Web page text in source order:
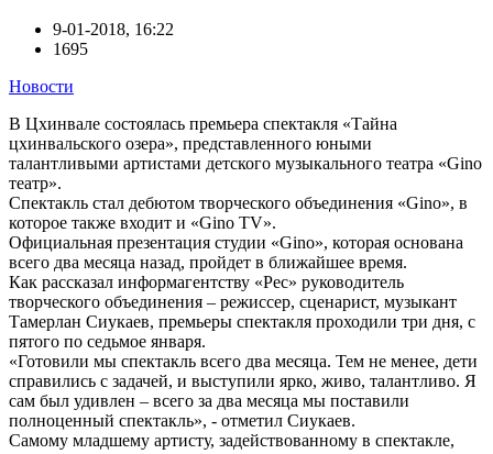
9-01-2018, 16:22
1695
Новости
В Цхинвале состоялась премьера спектакля «Тайна
цхинвальского озера», представленного юными
талантливыми артистами детского музыкального театра «Gino
театр».
Спектакль стал дебютом творческого объединения «Gino», в
которое также входит и «Gino TV».
Официальная презентация студии «Gino», которая основана
всего два месяца назад, пройдет в ближайшее время.
Как рассказал информагентству «Рес» руководитель
творческого объединения – режиссер, сценарист, музыкант
Тамерлан Сиукаев, премьеры спектакля проходили три дня, с
пятого по седьмое января.
«Готовили мы спектакль всего два месяца. Тем не менее, дети
справились с задачей, и выступили ярко, живо, талантливо. Я
сам был удивлен – всего за два месяца мы поставили
полноценный спектакль», - отметил Сиукаев.
Самому младшему артисту, задействованному в спектакле,